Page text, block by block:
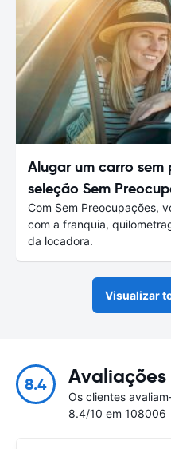
Alugar um carro
seleção Sem
Com Sem Preocupações,
com a franquia,
da locadora.
Visualizar
8.4
Os clientes
8.4/10 em 108006